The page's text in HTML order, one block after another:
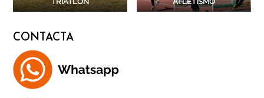
CONTACTA